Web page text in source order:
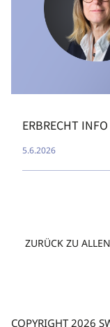
ERBRECHT
5.6.2026
ZURÜCK ZU
COPYRIGHT 2026